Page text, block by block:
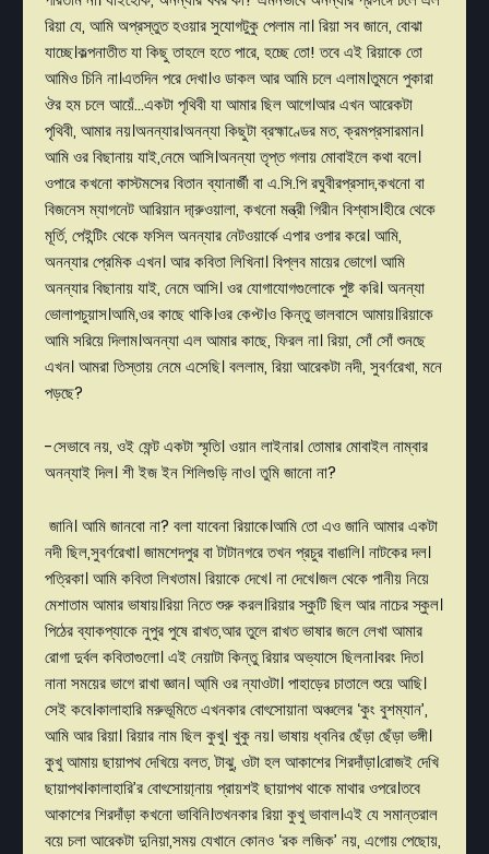
রিয়াযে, আমিঅপ্রস্তুতহওয়ারসুযোগটুকুপেলামনা।রিয়াসবজানে, বোঝা
যাচ্ছে।কল্পনাতীতযাকিছুতাহলেহতেপারে, হচ্ছেতো!তবেএইরিয়াকেতো
আমিওচিনি না।এতদিনপরেদেখা।ওডাকলআরআমিচলেএলাম।তুমনেপুকারা
ঔরহমচলেআয়েঁ...একটাপৃথিবীযাআমারছিলআগে।আরএখনআরেকটা
পৃথিবী, আমারনয়।অনন্যার।অনন্যাকিছুটাব্রহ্মাণ্ডেরমত,ক্রমপ্রসারমান।
আমিওরবিছানায়যাই,নেমেআসি।অনন্যাতৃপ্তগলায়মোবাইলেকথাবলে।
ওপারেকখনোকাস্টমসেরবিতানব্যানার্জীবাএ.সি.পিরঘুবীরপ্রসাদ,কখনোবা
বিজনেসম্যাগনেটআরিয়ানদা্রুওয়ালা, কখনোমন্ত্রীগিরীনবিশ্বাস।হীরেথেকে
মূর্তি, পেইন্টিং থেকেফসিলঅনন্যারনেটওয়ার্কেএপারওপারকরে।আমি,
অনন্যারপ্রেমিকএখন।আরকবিতালিখিনা।বিপ্লবমায়েরভোগে।আমি
অনন্যারবিছানায়যাই, নেমেআসি।ওরযোগাযোগগুলোকেপুষ্টকরি।অনন্যা
ভোলাপচুয়াস।আমি,ওরকাছেথাকি।ওরকেপ্ট।ওকিন্তুভালবাসেআমায়।রিয়াকে
আমিসরিয়েদিলাম।অনন্যাএলআমারকাছে, ফিরলনা।রিয়া, সোঁসোঁশুনছে
এখন।আমরাতিস্তায়নেমেএসেছি।বললাম, রিয়াআরেকটানদী, সুবর্ণরেখা, মনে
পড়ছে?
-সেভাবেনয়, ওইফেন্টএকটাস্মৃতি।ওয়ানলাইনার।তোমারমোবাইলনাম্বার
অনন্যাইদিল।শীইজইনশিলিগুড়িনাও।তুমিজানোনা?
জানি।আমিজানবোনা? বলাযাবেনারিয়াকে।আমিতোএওজানিআমারএকটা
নদীছিল,সুবর্ণরেখা।জামশেদপুরবাটাটানগরেতখনপ্রচুরবাঙালি।নাটকেরদল।
পত্রিকা।আমিকবিতালিখতাম।রিয়াকেদেখে।নাদেখে।জলথেকেপানীয়নিয়ে
মেশাতামআমারভাষায়।রিয়ানিতেশুরুকরল।রিয়ারস্কুটিছিলআরনাচেরস্কুল।
পিঠেরব্যাকপ্যাকেনুপুরপুষেরাখত,আরতুলে রাখতভাষারজলেলেখাআমার
রোগাদুর্বলকবিতাগুলো।এইনেয়াটাকিন্তুরিয়ারঅভ্যাসেছিলনা।বরং দিত।
নানাসময়েরভাগেরাখাজ্ঞান।আ্মিওরন্যাওটা।পাহাড়েরচাতালেশুয়েআছি।
সেইকবে।কালাহারিমরুভূমিতেএখনকারবোৎসোয়ানাঅঞ্চলের ‘কুং বুশম্যান’,
আমিআররিয়া।রিয়ারনামছিলকুখু।খুকুনয়।ভাষায়ধ্বনিরছেঁড়াছেঁড়াভঙ্গী।
কুখুআমায়ছায়াপথদেখিয়েবলত,টাঝু, ওটাহলআকাশেরশিরদাঁড়া।রোজইদেখি
ছায়াপথ।কালাহারি’রবোৎসোয়া্নায়প্রায়শইছায়াপথথাকেমাথারওপরে।তবে
আকাশেরশিরদাঁড়াকখনোভাবিনি।তখনকাররিয়াকুখুভাবাল।এইযেসমান্তরাল
বয়েচলাআরেকটাদুনিয়া,সময়যেখানেকোনও ‘রকলজিক’ নয়, এগোয়পেছোয়,